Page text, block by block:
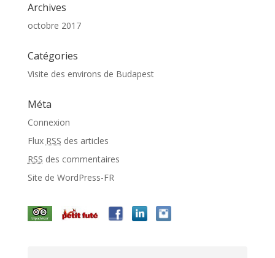
Archives
octobre 2017
Catégories
Visite des environs de Budapest
Méta
Connexion
Flux RSS des articles
RSS des commentaires
Site de WordPress-FR